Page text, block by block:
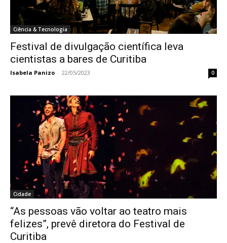
Ciência & Tecnologia
Festival de divulgação científica leva
cientistas a bares de Curitiba
Isabela Panizo - 22/05/2023 0
Cidade
“As pessoas vão voltar ao teatro mais
felizes”, prevê diretora do Festival de
Curitiba